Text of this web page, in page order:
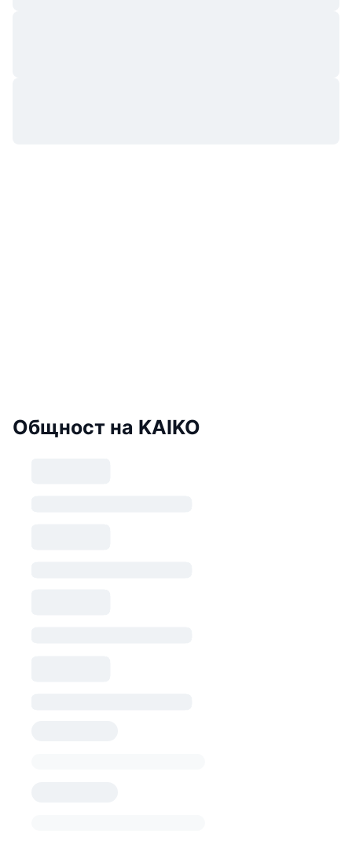
Общност на KAIKO